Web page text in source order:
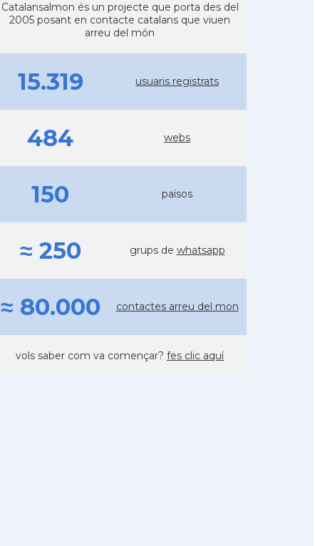
Catalansalmon és un projecte que porta des del
2005 posant en contacte catalans que viuen
arreu del món
15.319 usuaris registrats
484 webs
150 països
≈ 250 grups de whatsapp
≈ 80.000 contactes arreu del mon
vols saber com va començar? fes clic aquí